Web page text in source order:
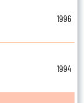
1996
1994